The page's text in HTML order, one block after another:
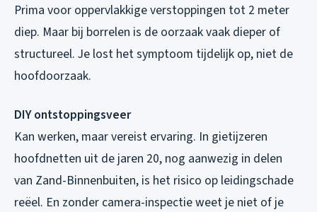
Prima voor oppervlakkige verstoppingen tot 2 meter
diep. Maar bij borrelen is de oorzaak vaak dieper of
structureel. Je lost het symptoom tijdelijk op, niet de
hoofdoorzaak.
DIY ontstoppingsveer
Kan werken, maar vereist ervaring. In gietijzeren
hoofdnetten uit de jaren 20, nog aanwezig in delen
van Zand-Binnenbuiten, is het risico op leidingschade
reëel. En zonder camera-inspectie weet je niet of je